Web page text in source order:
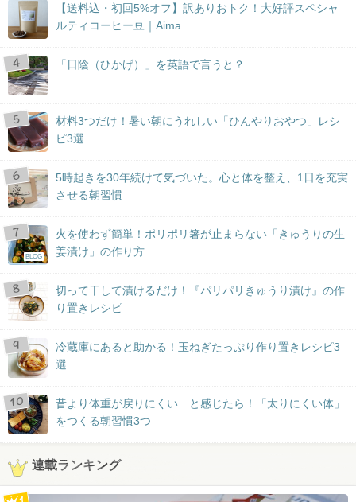
【送料込・初回5%オフ】訳ありおトク！大好評スペシャ
ルティコーヒー豆｜Aima
「日陰（ひかげ）」を英語で言うと？
材料3つだけ！暑い朝にうれしい「ひんやりおやつ」レシ
ピ3選
5時起きを30年続けて気づいた。心と体を整え、1日を充実
させる朝習慣
BLOG
火を使わず簡単！ポリポリ箸が止まらない「きゅうりの生
姜漬け」の作り方
切って干して漬けるだけ！『パリパリきゅうり漬け』の作
り置きレシピ
冷蔵庫にあると助かる！玉ねぎたっぷり作り置きレシピ3
選
昔より体重が戻りにくい…と感じたら！「太りにくい体」
をつくる朝習慣3つ
連載ランキング